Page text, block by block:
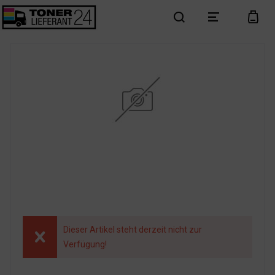
search menu cart
Dieser Artikel steht derzeit nicht zur
Verfügung!